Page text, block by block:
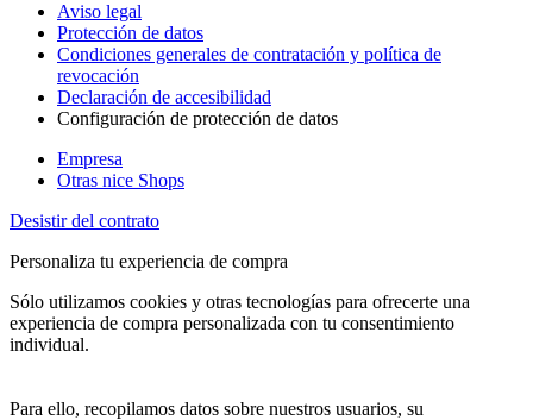
Aviso legal
Protección de datos
Condiciones generales de contratación y política de
revocación
Declaración de accesibilidad
Configuración de protección de datos
Empresa
Otras nice Shops
Desistir del contrato
Personaliza tu experiencia de compra
Sólo utilizamos cookies y otras tecnologías para ofrecerte una
experiencia de compra personalizada con tu consentimiento
individual.
Para ello, recopilamos datos sobre nuestros usuarios, su